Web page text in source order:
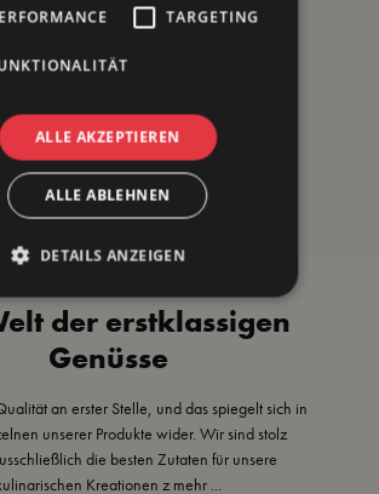
Käse
Burger & Sandwich
der erstklassigen
Genüsse
an erster Stelle, und das spiegelt sich in
unserer Produkte wider. Wir sind stolz
die besten Zutaten für unsere
Kreationen zmehr ...
TARGETING
ALLE AKZEPTIEREN
ALLE ABLEHNEN
DETAILS ANZEIGEN